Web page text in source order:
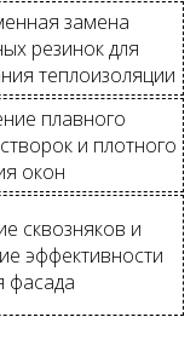
замена
резинок для
теплоизоляции
плавного
и плотного
окон
сквозняков и
эффективности
фасада